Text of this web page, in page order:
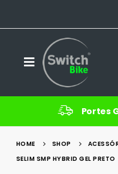
Portes
HOME SHOP
SELIM SMP HYBRID GEL PRETO